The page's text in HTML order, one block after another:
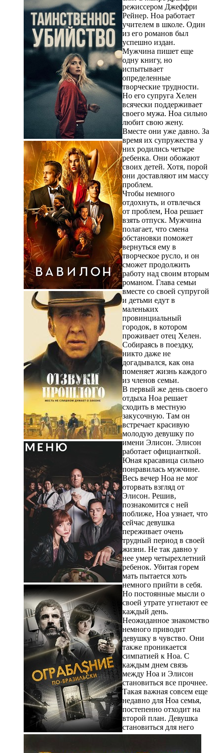
режиссером Джеффри
Рейнер. Ноа работает
учителем в школе. Один
из его романов был
успешно издан.
Мужчина пишет еще
одну книгу, но
испытывает
определенные
творческие трудности.
Но его супруга Хелен
всячески поддерживает
своего мужа. Ноа сильно
любит свою жену.
Вместе они уже давно. За
время их супружества у
них родились четыре
ребенка. Они обожают
своих детей. Хотя, порой
они доставляют им массу
проблем.
Чтобы немного
отдохнуть, и отвлечься
от проблем, Ноа решает
взять отпуск. Мужчина
полагает, что смена
обстановки поможет
вернуться ему в
творческое русло, и он
сможет продолжить
работу над своим вторым
романом. Глава семьи
вместе со своей супругой
и детьми едут в
маленьких
провинциальный
городок, в котором
проживает отец Хелен.
Собираясь в поездку,
никто даже не
догадывался, как она
поменяет жизнь каждого
из членов семьи.
В первый же день своего
отдыха Ноа решает
сходить в местную
закусочную. Там он
встречает красивую
молодую девушку по
имени Элисон. Элисон
работает официанткой.
Юная красавица сильно
понравилась мужчине.
Весь вечер Ноа не мог
оторвать взгляд от
Элисон. Решив,
познакомится с ней
поближе, Ноа узнает, что
сейчас девушка
переживает очень
трудный период в своей
жизни. Не так давно у
нее умер четырехлетний
ребенок. Убитая горем
мать пытается хоть
немного прийти в себя.
Но постоянные мысли о
своей утрате угнетают ее
каждый день.
Неожиданное знакомство
немного приводит
девушку в чувство. Они
также проникается
симпатией к Ноа. С
каждым днем связь
между Ноа и Элисон
становиться все прочнее.
Такая важная совсем еще
недавно для Ноа семья,
постепенно отходит на
второй план. Девушка
становиться для него